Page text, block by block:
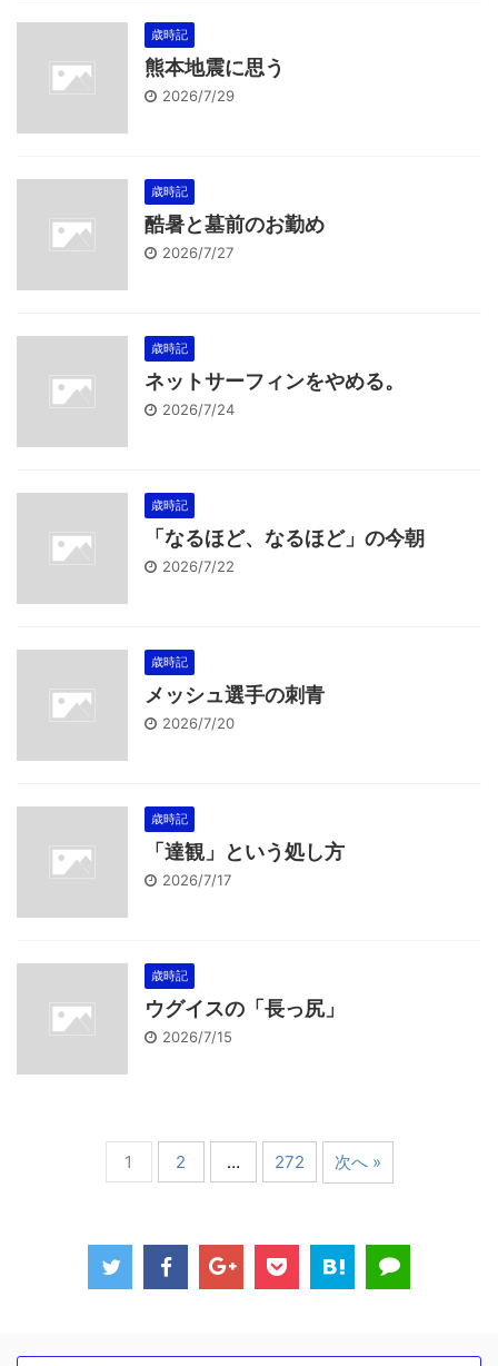
歳時記
熊本地震に思う
2026/7/29
歳時記
酷暑と墓前のお勤め
2026/7/27
歳時記
ネットサーフィンをやめる。
2026/7/24
歳時記
「なるほど、なるほど」の今朝
2026/7/22
歳時記
メッシュ選手の刺青
2026/7/20
歳時記
「達観」という処し方
2026/7/17
歳時記
ウグイスの「長っ尻」
2026/7/15
1 2 … 272 次へ »